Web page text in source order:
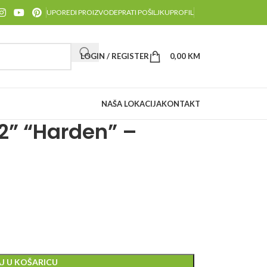
UPOREDI PROIZVODEPRATI POŠILJKUPROFIL
LOGIN / REGISTER 0,00 KM
NAŠA LOKACIJAKONTAKT
“Harden” –
U KOŠARICU